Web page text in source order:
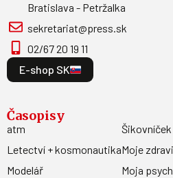
Bratislava - Petržalka
sekretariat@press.sk
02/67 20 19 11
E-shop SK
Časopisy
atm
Letectví + kosmonautika
Modelář
Šikovníček
Moje
Moja